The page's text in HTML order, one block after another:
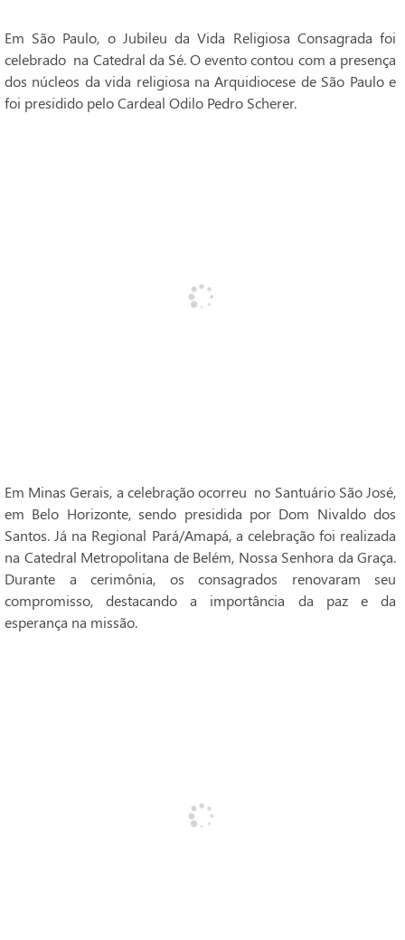
Em São Paulo, o Jubileu da Vida Religiosa Consagrada foi
celebrado na Catedral da Sé. O evento contou com a presença
dos núcleos da vida religiosa na Arquidiocese de São Paulo e
foi presidido pelo Cardeal Odilo Pedro Scherer.
Em Minas Gerais, a celebração ocorreu no Santuário São José,
em Belo Horizonte, sendo presidida por Dom Nivaldo dos
Santos. Já na Regional Pará/Amapá, a celebração foi realizada
na Catedral Metropolitana de Belém, Nossa Senhora da Graça.
Durante a cerimônia, os consagrados renovaram seu
compromisso, destacando a importância da paz e da
esperança na missão.